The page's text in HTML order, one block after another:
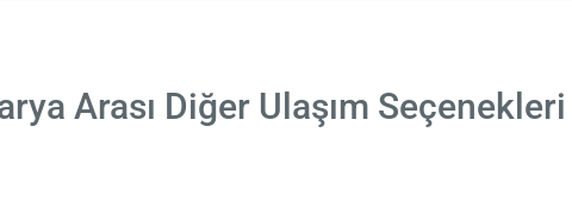
Arası Diğer Ulaşım Seçenekleri